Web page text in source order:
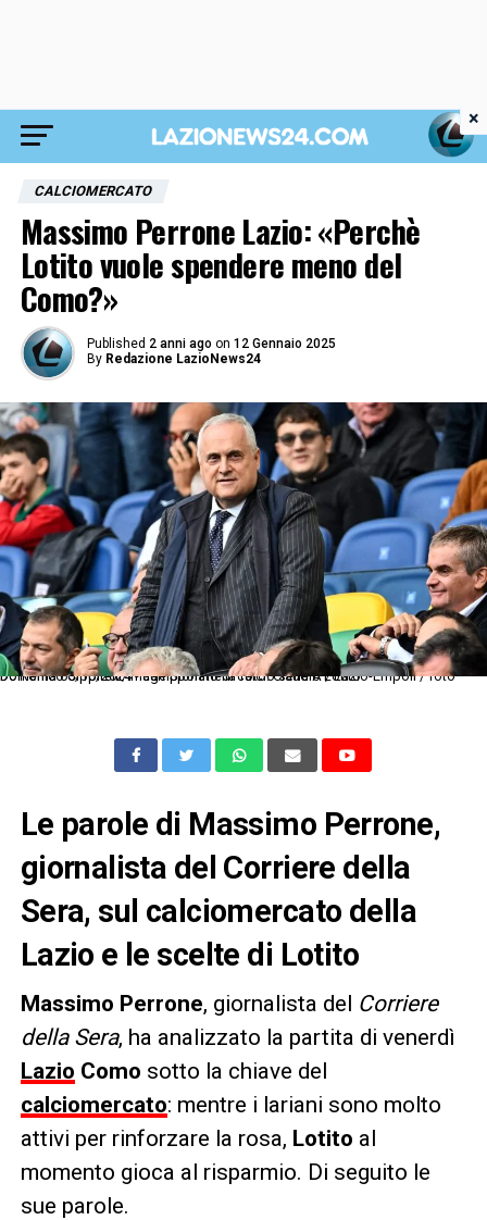
CALCIOMERCATO
Massimo Perrone Lazio: «Perchè
Lotito vuole spendere meno del
Como?»
Published 2 anni ago on 12 Gennaio 2025
By Redazione LazioNews24
Dc Roma 06/10/2024 - campionato di calcio serie A / Lazio-Empoli / foto Domenico Cippitelli/Image Sport nella foto: Claudio Lotito
Le parole di Massimo Perrone,
giornalista del Corriere della
Sera, sul calciomercato della
Lazio e le scelte di Lotito
Massimo Perrone, giornalista del Corriere
della Sera, ha analizzato la partita di venerdì
Lazio Como sotto la chiave del
calciomercato: mentre i lariani sono molto
attivi per rinforzare la rosa, Lotito al
momento gioca al risparmio. Di seguito le
sue parole.
×